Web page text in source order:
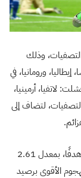
التصفيات، وذلك
ورومانيا، في
لاتفيا، أرمينيا،
لتضاف إلى
– بلغ عدد الأهداف المسجلة في هذه التصفيات 675 هدفًا، بمعدل 2.61
الأقوى برصيد